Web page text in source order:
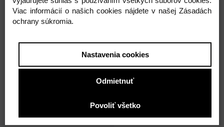
3,09 € - + 0,71 € - +
č.6661
Zastavovač krvi 7g
Viac informácií o našich cookies nájdete v našej Zásadách
ochrany súkromia.
Nastavenia cookies
Odmietnuť
Povoliť všetko